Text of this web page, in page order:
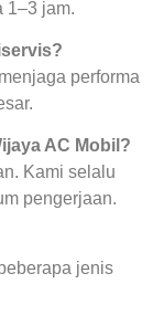
1–3 jam.
performa
AC Mobil?
Kami selalu
pengerjaan.
jenis